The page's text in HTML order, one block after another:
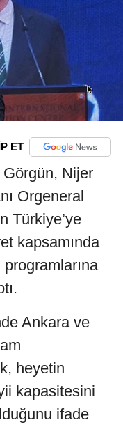
ET
Nijer
Orgeneral
Türkiye’ye
kapsamında
Ankara ve
heyetin
kapasitesini
ifade